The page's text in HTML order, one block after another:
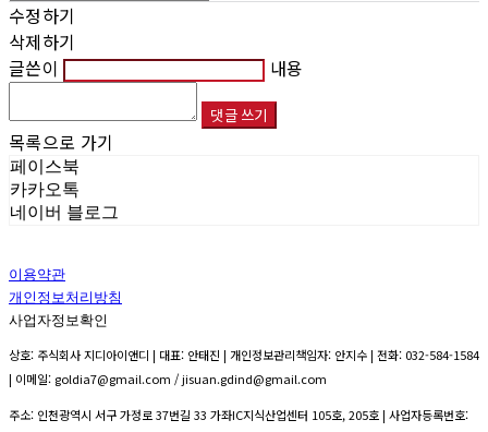
수정하기
삭제하기
글쓴이
내용
댓글 쓰기
목록으로 가기
페이스북
카카오톡
네이버 블로그
이용약관
개인정보처리방침
사업자정보확인
상호: 주식회사 지디아이앤디 | 대표: 안태진 | 개인정보관리책임자: 안지수 | 전화: 032-584-1584
| 이메일: goldia7@gmail.com / jisuan.gdind@gmail.com
주소: 인천광역시 서구 가정로 37번길 33 가좌IC지식산업센터 105호, 205호 | 사업자등록번호: